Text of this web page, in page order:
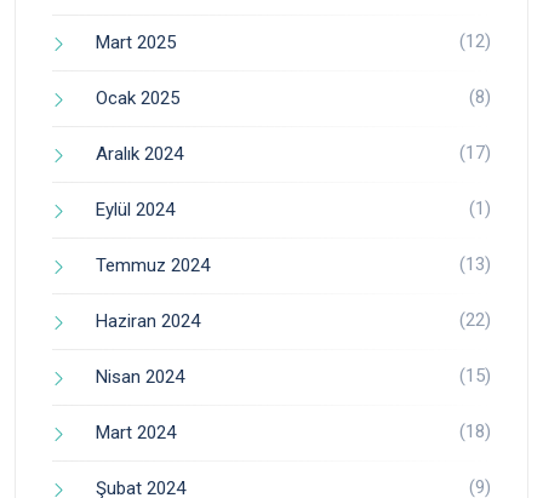
Mart 2025 (12)
Ocak 2025 (8)
Aralık 2024 (17)
Eylül 2024 (1)
Temmuz 2024 (13)
Haziran 2024 (22)
Nisan 2024 (15)
Mart 2024 (18)
Şubat 2024 (9)